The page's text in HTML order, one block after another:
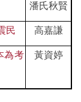
潘氏秋賢
民 高嘉謙
為考
黃資婷